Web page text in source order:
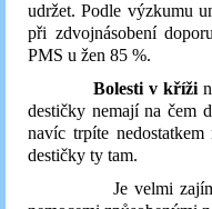
udržet. Podle výzkumu
při zdvojnásobení
PMS u žen 85 %.
Bolesti v kříži
destičky nemají na čem
navíc trpíte
destičky ty tam.
Je velmi zajímavé